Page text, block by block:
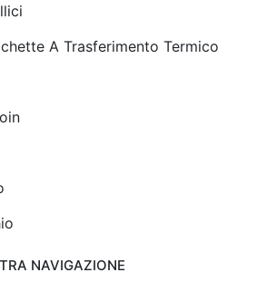
A Trasferimento Termico
NAVIGAZIONE